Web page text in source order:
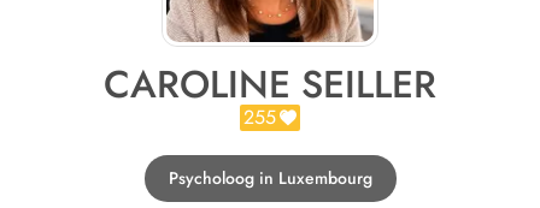
CAROLINE SEILLER
255
Psycholoog in Luxembourg